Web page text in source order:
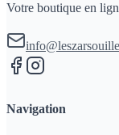
Votre boutique en
Navigation